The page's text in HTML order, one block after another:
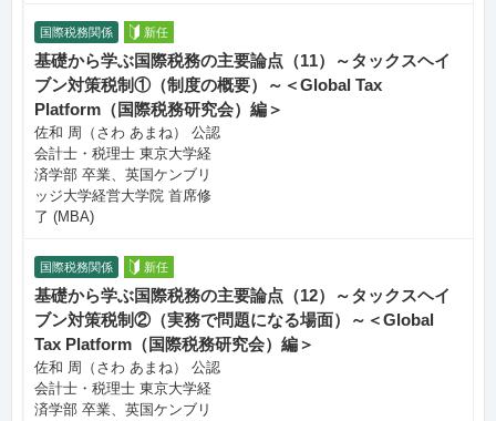
国際税務関係 新任
基礎から学ぶ国際税務の主要論点（11）～タックスヘイ
ブン対策税制①（制度の概要）～＜Global Tax
Platform（国際税務研究会）編＞
佐和 周（さわ あまね） 公認
会計士・税理士 東京大学経
済学部 卒業、英国ケンブリ
ッジ大学経営大学院 首席修
了 (MBA)
国際税務関係 新任
基礎から学ぶ国際税務の主要論点（12）～タックスヘイ
ブン対策税制②（実務で問題になる場面）～＜Global
Tax Platform（国際税務研究会）編＞
佐和 周（さわ あまね） 公認
会計士・税理士 東京大学経
済学部 卒業、英国ケンブリ